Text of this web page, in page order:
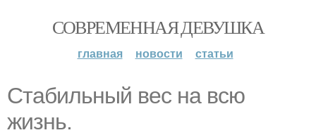
СОВРЕМЕННАЯ ДЕВУШКА
главная новости статьи
Стабильный вес на всю
жизнь.